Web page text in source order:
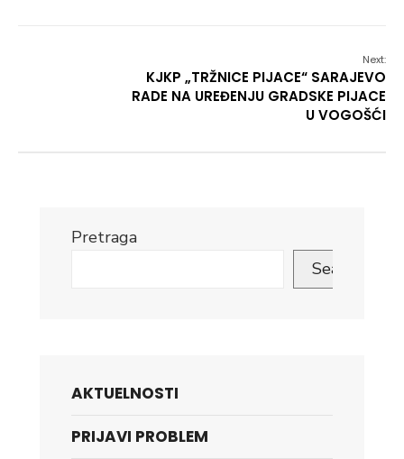
Next:
KJKP „TRŽNICE PIJACE“ SARAJEVO
RADE NA UREĐENJU GRADSKE PIJACE
U VOGOŠĆI
Pretraga
Search
AKTUELNOSTI
PRIJAVI PROBLEM